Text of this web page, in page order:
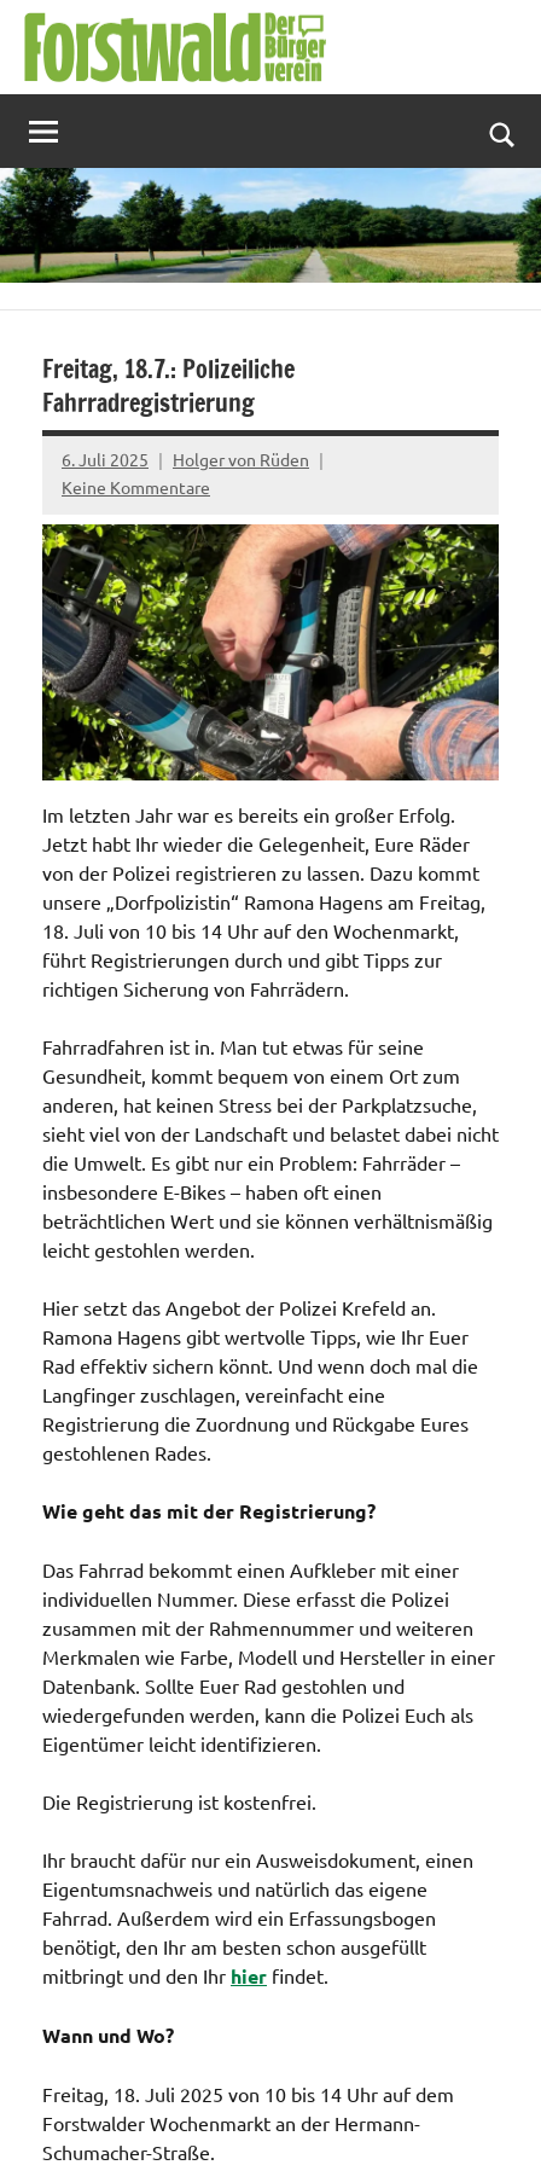
Zum
Inhalt
springen
Freitag, 18.7.: Polizeiliche
Fahrradregistrierung
6. Juli 2025
Holger von Rüden
Keine Kommentare
Im letzten Jahr war es bereits ein großer Erfolg.
Jetzt habt Ihr wieder die Gelegenheit, Eure Räder
von der Polizei registrieren zu lassen. Dazu kommt
unsere „Dorfpolizistin“ Ramona Hagens am Freitag,
18. Juli von 10 bis 14 Uhr auf den Wochenmarkt,
führt Registrierungen durch und gibt Tipps zur
richtigen Sicherung von Fahrrädern.
Fahrradfahren ist in. Man tut etwas für seine
Gesundheit, kommt bequem von einem Ort zum
anderen, hat keinen Stress bei der Parkplatzsuche,
sieht viel von der Landschaft und belastet dabei nicht
die Umwelt. Es gibt nur ein Problem: Fahrräder –
insbesondere E-Bikes – haben oft einen
beträchtlichen Wert und sie können verhältnismäßig
leicht gestohlen werden.
Hier setzt das Angebot der Polizei Krefeld an.
Ramona Hagens gibt wertvolle Tipps, wie Ihr Euer
Rad effektiv sichern könnt. Und wenn doch mal die
Langfinger zuschlagen, vereinfacht eine
Registrierung die Zuordnung und Rückgabe Eures
gestohlenen Rades.
Wie geht das mit der Registrierung?
Das Fahrrad bekommt einen Aufkleber mit einer
individuellen Nummer. Diese erfasst die Polizei
zusammen mit der Rahmennummer und weiteren
Merkmalen wie Farbe, Modell und Hersteller in einer
Datenbank. Sollte Euer Rad gestohlen und
wiedergefunden werden, kann die Polizei Euch als
Eigentümer leicht identifizieren.
Die Registrierung ist kostenfrei.
Ihr braucht dafür nur ein Ausweisdokument, einen
Eigentumsnachweis und natürlich das eigene
Fahrrad. Außerdem wird ein Erfassungsbogen
benötigt, den Ihr am besten schon ausgefüllt
mitbringt und den Ihr hier findet.
Wann und Wo?
Freitag, 18. Juli 2025 von 10 bis 14 Uhr auf dem
Forstwalder Wochenmarkt an der Hermann-
Schumacher-Straße.